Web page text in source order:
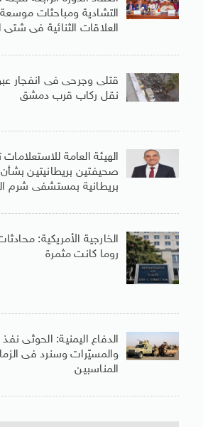
التشادية ومباحثات
العلاقات الثنائية فى شتى
قتلى وجرحى فى انفجار
نقل ركاب قرب دمشق
الهيئة العامة
صحيفتين بريطانيتين
بريطانية بمستشفى شرم
الخارجية الأمريكية:
روما كانت مثمرة
الدفاع اليمنية: الحوثى
والمسيّرات وسنرد فى
المناسبين